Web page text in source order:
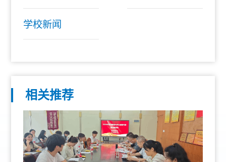
学校新闻
相关推荐